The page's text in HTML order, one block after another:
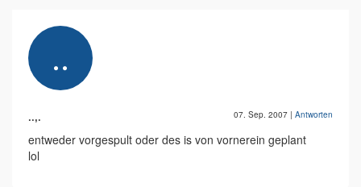
..,. 07. Sep. 2007 | Antworten
entweder vorgespult oder des is von vornerein geplant
lol